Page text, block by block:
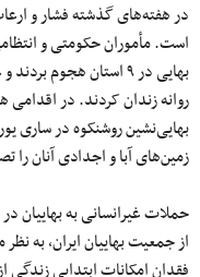
در هفته‌های گذشته فشار و
است. مأموران حکومتی و
بهایی در ۹ استان هجوم
بهایی‌نشین روشنکوه در ساری
زمین‌های آبا و اجدادی آنان را
حملات غیرانسانی به بهاییان
از جمعیت بهاییان ایران، به
فقدان امکانات ابتدایی